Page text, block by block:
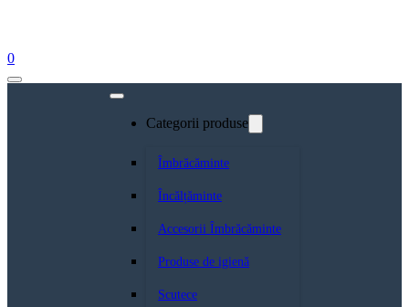
0
Categorii produse
Îmbrăcăminte
Încălțăminte
Accesorii Îmbrăcăminte
Produse de igienă
Scutece